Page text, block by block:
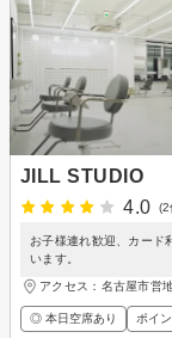
JILL STUDIO
4.0
(2
お子様連れ歓迎、カード
います。
アクセス：名古屋市営
◎ 本日空席あり ポイ